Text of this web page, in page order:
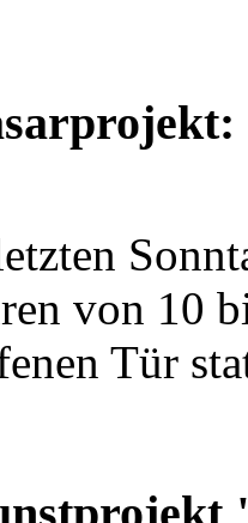
von 10
Tür